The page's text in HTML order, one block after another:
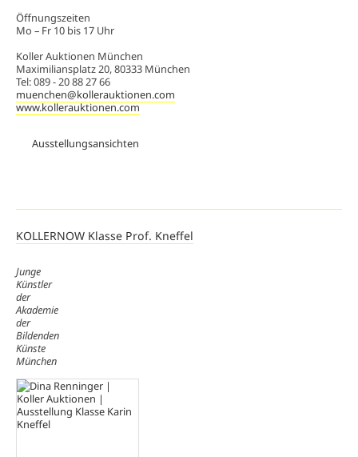
Öffnungszeiten
Mo – Fr 10 bis 17 Uhr
Koller Auktionen München
Maximiliansplatz 20, 80333 München
Tel: 089 - 20 88 27 66
muenchen@kollerauktionen.com
www.kollerauktionen.com
Ausstellungsansichten
KOLLERNOW Klasse Prof. Kneffel
Junge
Künstler
der
Akademie
der
Bildenden
Künste
München